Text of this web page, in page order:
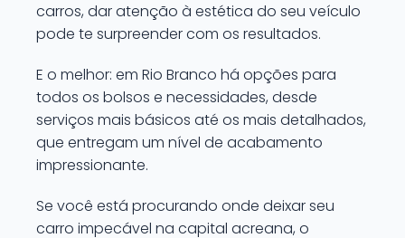
carros, dar atenção à estética do seu veículo
pode te surpreender com os resultados.
E o melhor: em Rio Branco há opções para
todos os bolsos e necessidades, desde
serviços mais básicos até os mais detalhados,
que entregam um nível de acabamento
impressionante.
Se você está procurando onde deixar seu
carro impecável na capital acreana, o